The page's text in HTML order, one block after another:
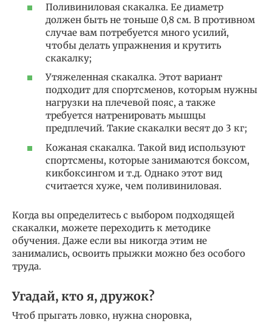
Поливиниловая скакалка. Ее диаметр
должен быть не тоньше 0,8 см. В противном
случае вам потребуется много усилий,
чтобы делать упражнения и крутить
скакалку;
Утяжеленная скакалка. Этот вариант
подходит для спортсменов, которым нужны
нагрузки на плечевой пояс, а также
требуется натренировать мышцы
предплечий. Такие скакалки весят до 3 кг;
Кожаная скакалка. Такой вид используют
спортсмены, которые занимаются боксом,
кикбоксингом и т.д. Однако этот вид
считается хуже, чем поливиниловая.
Когда вы определитесь с выбором подходящей
скакалки, можете переходить к методике
обучения. Даже если вы никогда этим не
занимались, освоить прыжки можно без особого
труда.
Угадай, кто я, дружок?
Чтоб прыгать ловко, нужна сноровка,